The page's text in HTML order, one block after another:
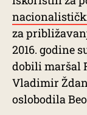
za
2016. godine
dobili maršal
Vladimir
oslobodila